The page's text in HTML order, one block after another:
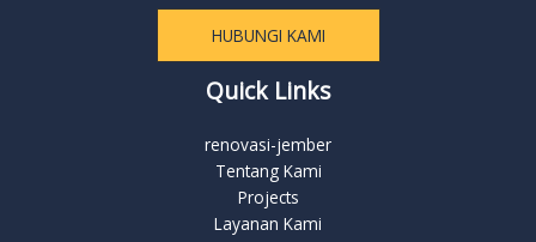
HUBUNGI KAMI
Quick Links
renovasi-jember
Tentang Kami
Projects
Layanan Kami